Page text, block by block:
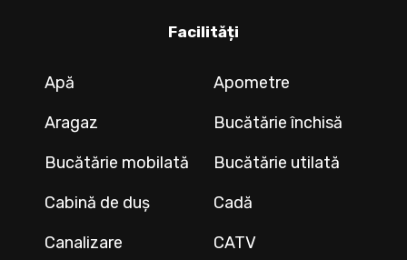
Facilități
Apă
Apometre
Aragaz
Bucătărie închisă
Bucătărie mobilată
Bucătărie utilată
Cabină de duș
Cadă
Canalizare
CATV